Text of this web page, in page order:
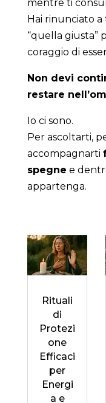
mentre ti
Hai rinunciato a
“quella giusta”
coraggio di
Non devi
restare
Io ci sono.
Per ascoltarti,
accompagnarti
spegne e
appartenga.
Rituali
di
Protezi
one
Efficaci
per
Energi
a e